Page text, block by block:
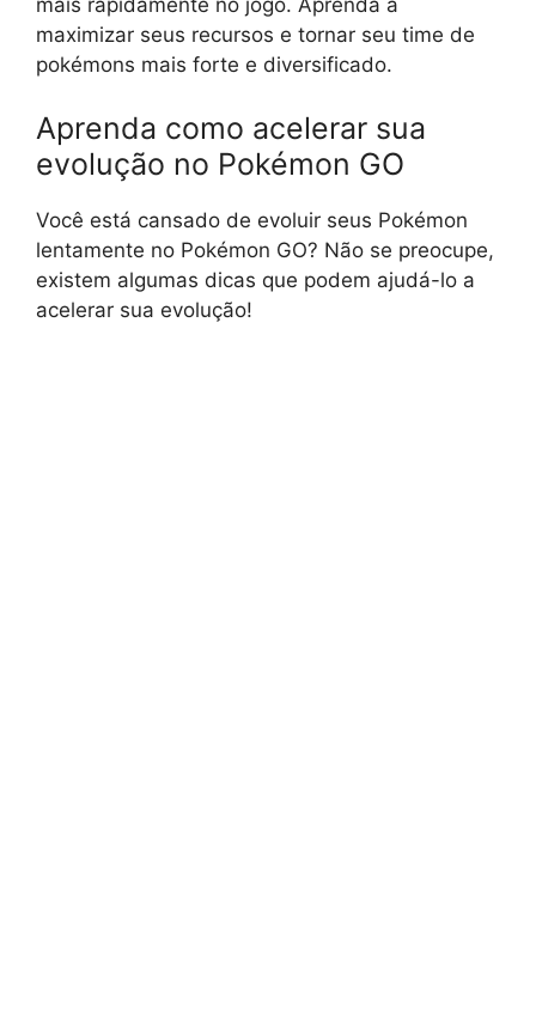
maximizar seus recursos e tornar seu time de
pokémons mais forte e diversificado.
Aprenda como acelerar sua
evolução no Pokémon GO
Você está cansado de evoluir seus Pokémon
lentamente no Pokémon GO? Não se preocupe,
existem algumas dicas que podem ajudá-lo a
acelerar sua evolução!